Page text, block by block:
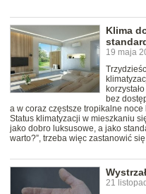
Klima
19 maja
bez
a w coraz częstsze tropikalne
Status klimatyzacji w mieszkaniu
jako dobro luksusowe, a jako
warto?”, trzeba więc zastanowić
21